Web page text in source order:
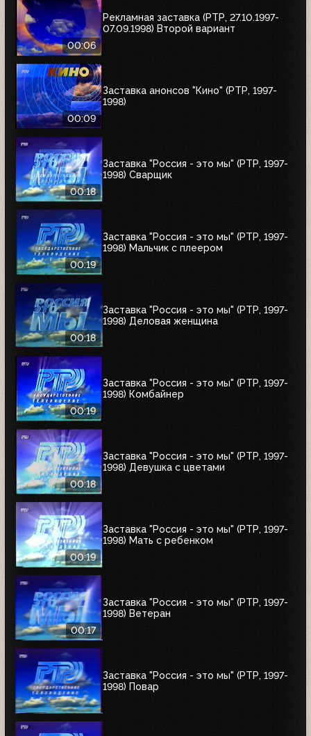
00:06
Рекламная заставка (РТР, 27.10.1997-
07.09.1998) Второй вариант
00:09
Заставка анонсов "Кино" (РТР, 1997-
1998)
00:18
Заставка "Россия - это мы" (РТР, 1997-
1998) Сварщик
00:19
Заставка "Россия - это мы" (РТР, 1997-
1998) Мальчик с плеером
00:18
Заставка "Россия - это мы" (РТР, 1997-
1998) Деловая женщина
00:19
Заставка "Россия - это мы" (РТР, 1997-
1998) Комбайнер
00:18
Заставка "Россия - это мы" (РТР, 1997-
1998) Девушка с цветами
00:19
Заставка "Россия - это мы" (РТР, 1997-
1998) Мать с ребенком
00:17
Заставка "Россия - это мы" (РТР, 1997-
1998) Ветеран
Заставка "Россия - это мы" (РТР, 1997-
1998) Повар